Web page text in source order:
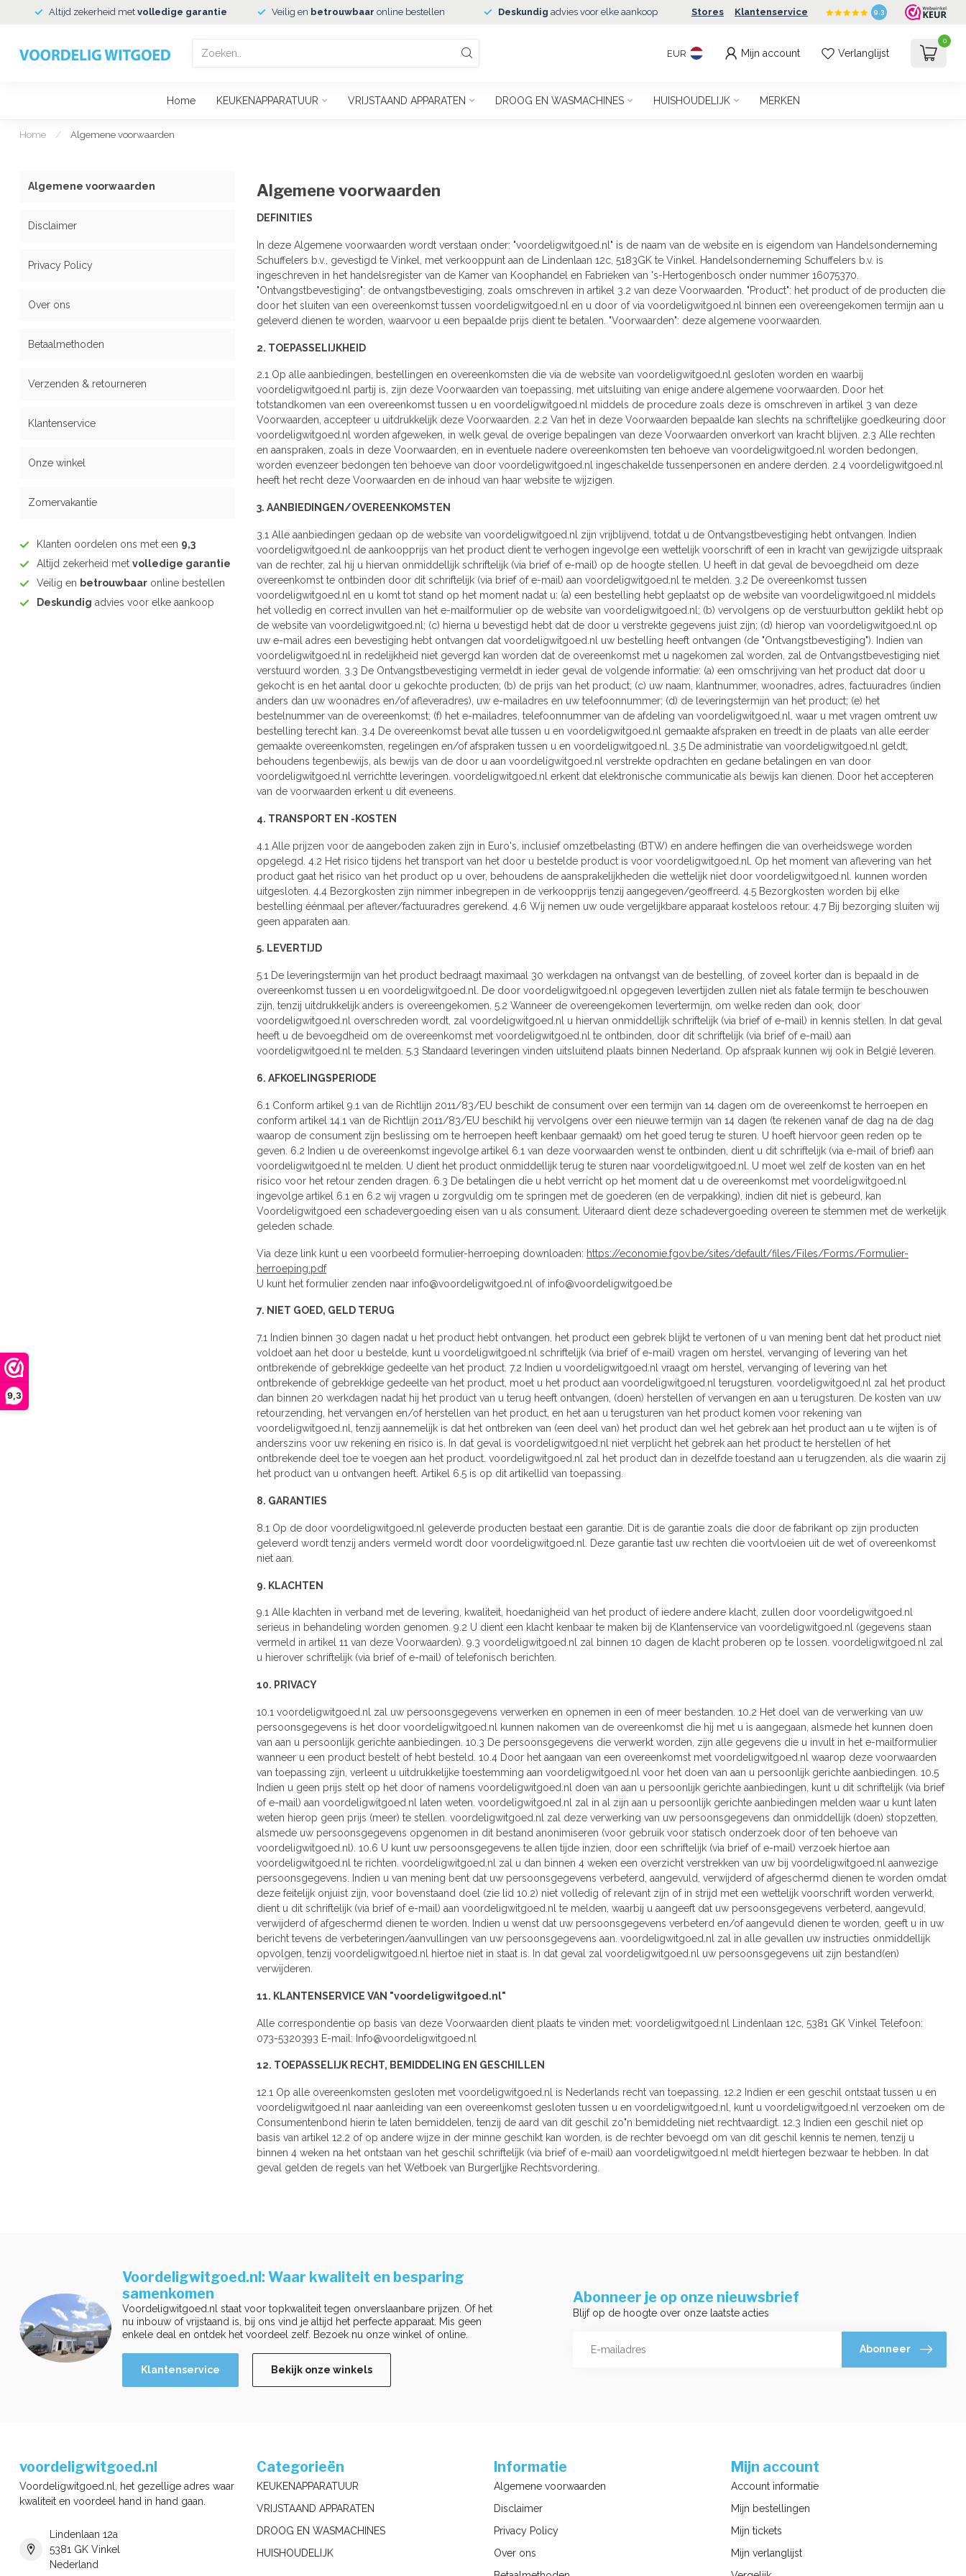
9,3
Altijd zekerheid met volledige garantie Veilig en betrouwbaar online bestellen Deskundig advies voor elke aankoop Stores Klantenservice 9.3
EUR Mijn account Verlanglijst
0
Home KEUKENAPPARATUUR VRIJSTAAND APPARATEN DROOG EN WASMACHINES HUISHOUDELIJK MERKEN
Home / Algemene voorwaarden
Algemene voorwaarden
Disclaimer
Privacy Policy
Over ons
Betaalmethoden
Verzenden & retourneren
Klantenservice
Onze winkel
Zomervakantie
Klanten oordelen ons met een 9,3
Altijd zekerheid met volledige garantie
Veilig en betrouwbaar online bestellen
Deskundig advies voor elke aankoop
Algemene voorwaarden
DEFINITIES
In deze Algemene voorwaarden wordt verstaan onder: "voordeligwitgoed.nl" is de naam van de website en is eigendom van Handelsonderneming
Schuffelers b.v., gevestigd te Vinkel, met verkooppunt aan de Lindenlaan 12c, 5183GK te Vinkel. Handelsonderneming Schuffelers b.v. is
ingeschreven in het handelsregister van de Kamer van Koophandel en Fabrieken van 's-Hertogenbosch onder nummer 16075370.
"Ontvangstbevestiging": de ontvangstbevestiging, zoals omschreven in artikel 3.2 van deze Voorwaarden. "Product": het product of de producten die
door het sluiten van een overeenkomst tussen voordeligwitgoed.nl en u door of via voordeligwitgoed.nl binnen een overeengekomen termijn aan u
geleverd dienen te worden, waarvoor u een bepaalde prijs dient te betalen. "Voorwaarden": deze algemene voorwaarden.
2. TOEPASSELIJKHEID
2.1 Op alle aanbiedingen, bestellingen en overeenkomsten die via de website van voordeligwitgoed.nl gesloten worden en waarbij
voordeligwitgoed.nl partij is, zijn deze Voorwaarden van toepassing, met uitsluiting van enige andere algemene voorwaarden. Door het
totstandkomen van een overeenkomst tussen u en voordeligwitgoed.nl middels de procedure zoals deze is omschreven in artikel 3 van deze
Voorwaarden, accepteer u uitdrukkelijk deze Voorwaarden. 2.2 Van het in deze Voorwaarden bepaalde kan slechts na schriftelijke goedkeuring door
voordeligwitgoed.nl worden afgeweken, in welk geval de overige bepalingen van deze Voorwaarden onverkort van kracht blijven. 2.3 Alle rechten
en aanspraken, zoals in deze Voorwaarden, en in eventuele nadere overeenkomsten ten behoeve van voordeligwitgoed.nl worden bedongen,
worden evenzeer bedongen ten behoeve van door voordeligwitgoed.nl ingeschakelde tussenpersonen en andere derden. 2.4 voordeligwitgoed.nl
heeft het recht deze Voorwaarden en de inhoud van haar website te wijzigen.
3. AANBIEDINGEN/OVEREENKOMSTEN
3.1 Alle aanbiedingen gedaan op de website van voordeligwitgoed.nl zijn vrijblijvend, totdat u de Ontvangstbevestiging hebt ontvangen. Indien
voordeligwitgoed.nl de aankoopprijs van het product dient te verhogen ingevolge een wettelijk voorschrift of een in kracht van gewijzigde uitspraak
van de rechter, zal hij u hiervan onmiddellijk schriftelijk (via brief of e-mail) op de hoogte stellen. U heeft in dat geval de bevoegdheid om deze
overeenkomst te ontbinden door dit schriftelijk (via brief of e-mail) aan voordeligwitgoed.nl te melden. 3.2 De overeenkomst tussen
voordeligwitgoed.nl en u komt tot stand op het moment nadat u: (a) een bestelling hebt geplaatst op de website van voordeligwitgoed.nl middels
het volledig en correct invullen van het e-mailformulier op de website van voordeligwitgoed.nl; (b) vervolgens op de verstuurbutton geklikt hebt op
de website van voordeligwitgoed.nl; (c) hierna u bevestigd hebt dat de door u verstrekte gegevens juist zijn; (d) hierop van voordeligwitgoed.nl op
uw e-mail adres een bevestiging hebt ontvangen dat voordeligwitgoed.nl uw bestelling heeft ontvangen (de "Ontvangstbevestiging"). Indien van
voordeligwitgoed.nl in redelijkheid niet gevergd kan worden dat de overeenkomst met u nagekomen zal worden, zal de Ontvangstbevestiging niet
verstuurd worden. 3.3 De Ontvangstbevestiging vermeldt in ieder geval de volgende informatie: (a) een omschrijving van het product dat door u
gekocht is en het aantal door u gekochte producten; (b) de prijs van het product; (c) uw naam, klantnummer, woonadres, adres, factuuradres (indien
anders dan uw woonadres en/of afleveradres), uw e-mailadres en uw telefoonnummer; (d) de leveringstermijn van het product; (e) het
bestelnummer van de overeenkomst; (f) het e-mailadres, telefoonnummer van de afdeling van voordeligwitgoed.nl, waar u met vragen omtrent uw
bestelling terecht kan. 3.4 De overeenkomst bevat alle tussen u en voordeligwitgoed.nl gemaakte afspraken en treedt in de plaats van alle eerder
gemaakte overeenkomsten, regelingen en/of afspraken tussen u en voordeligwitgoed.nl. 3.5 De administratie van voordeligwitgoed.nl geldt,
behoudens tegenbewijs, als bewijs van de door u aan voordeligwitgoed.nl verstrekte opdrachten en gedane betalingen en van door
voordeligwitgoed.nl verrichtte leveringen. voordeligwitgoed.nl erkent dat elektronische communicatie als bewijs kan dienen. Door het accepteren
van de voorwaarden erkent u dit eveneens.
4. TRANSPORT EN -KOSTEN
4.1 Alle prijzen voor de aangeboden zaken zijn in Euro's, inclusief omzetbelasting (BTW) en andere heffingen die van overheidswege worden
opgelegd. 4.2 Het risico tijdens het transport van het door u bestelde product is voor voordeligwitgoed.nl. Op het moment van aflevering van het
product gaat het risico van het product op u over, behoudens de aansprakelijkheden die wettelijk niet door voordeligwitgoed.nl. kunnen worden
uitgesloten. 4.4 Bezorgkosten zijn nimmer inbegrepen in de verkoopprijs tenzij aangegeven/geoffreerd. 4.5 Bezorgkosten worden bij elke
bestelling éénmaal per aflever/factuuradres gerekend. 4.6 Wij nemen uw oude vergelijkbare apparaat kosteloos retour. 4.7 Bij bezorging sluiten wij
geen apparaten aan.
5. LEVERTIJD
5.1 De leveringstermijn van het product bedraagt maximaal 30 werkdagen na ontvangst van de bestelling, of zoveel korter dan is bepaald in de
overeenkomst tussen u en voordeligwitgoed.nl. De door voordeligwitgoed.nl opgegeven levertijden zullen niet als fatale termijn te beschouwen
zijn, tenzij uitdrukkelijk anders is overeengekomen. 5.2 Wanneer de overeengekomen levertermijn, om welke reden dan ook, door
voordeligwitgoed.nl overschreden wordt, zal voordeligwitgoed.nl u hiervan onmiddellijk schriftelijk (via brief of e-mail) in kennis stellen. In dat geval
heeft u de bevoegdheid om de overeenkomst met voordeligwitgoed.nl te ontbinden, door dit schriftelijk (via brief of e-mail) aan
voordeligwitgoed.nl te melden. 5.3 Standaard leveringen vinden uitsluitend plaats binnen Nederland. Op afspraak kunnen wij ook in België leveren.
6. AFKOELINGSPERIODE
6.1 Conform artikel 9.1 van de Richtlijn 2011/83/EU beschikt de consument over een termijn van 14 dagen om de overeenkomst te herroepen en
conform artikel 14.1 van de Richtlijn 2011/83/EU beschikt hij vervolgens over een nieuwe termijn van 14 dagen (te rekenen vanaf de dag na de dag
waarop de consument zijn beslissing om te herroepen heeft kenbaar gemaakt) om het goed terug te sturen. U hoeft hiervoor geen reden op te
geven. 6.2 Indien u de overeenkomst ingevolge artikel 6.1 van deze voorwaarden wenst te ontbinden, dient u dit schriftelijk (via e-mail of brief) aan
voordeligwitgoed.nl te melden. U dient het product onmiddellijk terug te sturen naar voordeligwitgoed.nl. U moet wel zelf de kosten van en het
risico voor het retour zenden dragen. 6.3 De betalingen die u hebt verricht op het moment dat u de overeenkomst met voordeligwitgoed.nl
ingevolge artikel 6.1 en 6.2 wij vragen u zorgvuldig om te springen met de goederen (en de verpakking), indien dit niet is gebeurd, kan
Voordeligwitgoed een schadevergoeding eisen van u als consument. Uiteraard dient deze schadevergoeding overeen te stemmen met de werkelijk
geleden schade.
Via deze link kunt u een voorbeeld formulier-herroeping downloaden: https://economie.fgov.be/sites/default/files/Files/Forms/Formulier-
herroeping.pdf
U kunt het formulier zenden naar info@voordeligwitgoed.nl of info@voordeligwitgoed.be
7. NIET GOED, GELD TERUG
7.1 Indien binnen 30 dagen nadat u het product hebt ontvangen, het product een gebrek blijkt te vertonen of u van mening bent dat het product niet
voldoet aan het door u bestelde, kunt u voordeligwitgoed.nl schriftelijk (via brief of e-mail) vragen om herstel, vervanging of levering van het
ontbrekende of gebrekkige gedeelte van het product. 7.2 Indien u voordeligwitgoed.nl vraagt om herstel, vervanging of levering van het
ontbrekende of gebrekkige gedeelte van het product, moet u het product aan voordeligwitgoed.nl terugsturen. voordeligwitgoed.nl zal het product
dan binnen 20 werkdagen nadat hij het product van u terug heeft ontvangen, (doen) herstellen of vervangen en aan u terugsturen. De kosten van uw
retourzending, het vervangen en/of herstellen van het product, en het aan u terugsturen van het product komen voor rekening van
voordeligwitgoed.nl, tenzij aannemelijk is dat het ontbreken van (een deel van) het product dan wel het gebrek aan het product aan u te wijten is of
anderszins voor uw rekening en risico is. In dat geval is voordeligwitgoed.nl niet verplicht het gebrek aan het product te herstellen of het
ontbrekende deel toe te voegen aan het product. voordeligwitgoed.nl zal het product dan in dezelfde toestand aan u terugzenden, als die waarin zij
het product van u ontvangen heeft. Artikel 6.5 is op dit artikellid van toepassing.
8. GARANTIES
8.1 Op de door voordeligwitgoed.nl geleverde producten bestaat een garantie. Dit is de garantie zoals die door de fabrikant op zijn producten
geleverd wordt tenzij anders vermeld wordt door voordeligwitgoed.nl. Deze garantie tast uw rechten die voortvloeien uit de wet of overeenkomst
niet aan.
9. KLACHTEN
9.1 Alle klachten in verband met de levering, kwaliteit, hoedanigheid van het product of iedere andere klacht, zullen door voordeligwitgoed.nl
serieus in behandeling worden genomen. 9.2 U dient een klacht kenbaar te maken bij de Klantenservice van voordeligwitgoed.nl (gegevens staan
vermeld in artikel 11 van deze Voorwaarden). 9.3 voordeligwitgoed.nl zal binnen 10 dagen de klacht proberen op te lossen. voordeligwitgoed.nl zal
u hierover schriftelijk (via brief of e-mail) of telefonisch berichten.
10. PRIVACY
10.1 voordeligwitgoed.nl zal uw persoonsgegevens verwerken en opnemen in een of meer bestanden. 10.2 Het doel van de verwerking van uw
persoonsgegevens is het door voordeligwitgoed.nl kunnen nakomen van de overeenkomst die hij met u is aangegaan, alsmede het kunnen doen
van aan u persoonlijk gerichte aanbiedingen. 10.3 De persoonsgegevens die verwerkt worden, zijn alle gegevens die u invult in het e-mailformulier
wanneer u een product bestelt of hebt besteld. 10.4 Door het aangaan van een overeenkomst met voordeligwitgoed.nl waarop deze voorwaarden
van toepassing zijn, verleent u uitdrukkelijke toestemming aan voordeligwitgoed.nl voor het doen van aan u persoonlijk gerichte aanbiedingen. 10.5
Indien u geen prijs stelt op het door of namens voordeligwitgoed.nl doen van aan u persoonlijk gerichte aanbiedingen, kunt u dit schriftelijk (via brief
of e-mail) aan voordeligwitgoed.nl laten weten. voordeligwitgoed.nl zal in al zijn aan u persoonlijk gerichte aanbiedingen melden waar u kunt laten
weten hierop geen prijs (meer) te stellen. voordeligwitgoed.nl zal deze verwerking van uw persoonsgegevens dan onmiddellijk (doen) stopzetten,
alsmede uw persoonsgegevens opgenomen in dit bestand anonimiseren (voor gebruik voor statisch onderzoek door of ten behoeve van
voordeligwitgoed.nl). 10.6 U kunt uw persoonsgegevens te allen tijde inzien, door een schriftelijk (via brief of e-mail) verzoek hiertoe aan
voordeligwitgoed.nl te richten. voordeligwitgoed.nl zal u dan binnen 4 weken een overzicht verstrekken van uw bij voordeligwitgoed.nl aanwezige
persoonsgegevens. Indien u van mening bent dat uw persoonsgegevens verbeterd, aangevuld, verwijderd of afgeschermd dienen te worden omdat
deze feitelijk onjuist zijn, voor bovenstaand doel (zie lid 10.2) niet volledig of relevant zijn of in strijd met een wettelijk voorschrift worden verwerkt,
dient u dit schriftelijk (via brief of e-mail) aan voordeligwitgoed.nl te melden, waarbij u aangeeft dat uw persoonsgegevens verbeterd, aangevuld,
verwijderd of afgeschermd dienen te worden. Indien u wenst dat uw persoonsgegevens verbeterd en/of aangevuld dienen te worden, geeft u in uw
bericht tevens de verbeteringen/aanvullingen van uw persoonsgegevens aan. voordeligwitgoed.nl zal in alle gevallen uw instructies onmiddellijk
opvolgen, tenzij voordeligwitgoed.nl hiertoe niet in staat is. In dat geval zal voordeligwitgoed.nl uw persoonsgegevens uit zijn bestand(en)
verwijderen.
11. KLANTENSERVICE VAN "voordeligwitgoed.nl"
Alle correspondentie op basis van deze Voorwaarden dient plaats te vinden met: voordeligwitgoed.nl Lindenlaan 12c, 5381 GK Vinkel Telefoon:
073-5320393 E-mail: Info@voordeligwitgoed.nl
12. TOEPASSELIJK RECHT, BEMIDDELING EN GESCHILLEN
12.1 Op alle overeenkomsten gesloten met voordeligwitgoed.nl is Nederlands recht van toepassing. 12.2 Indien er een geschil ontstaat tussen u en
voordeligwitgoed.nl naar aanleiding van een overeenkomst gesloten tussen u en voordeligwitgoed.nl, kunt u voordeligwitgoed.nl verzoeken om de
Consumentenbond hierin te laten bemiddelen, tenzij de aard van dit geschil zo"n bemiddeling niet rechtvaardigt. 12.3 Indien een geschil niet op
basis van artikel 12.2 of op andere wijze in der minne geschikt kan worden, is de rechter bevoegd om van dit geschil kennis te nemen, tenzij u
binnen 4 weken na het ontstaan van het geschil schriftelijk (via brief of e-mail) aan voordeligwitgoed.nl meldt hiertegen bezwaar te hebben. In dat
geval gelden de regels van het Wetboek van Burgerljjke Rechtsvordering.
Voordeligwitgoed.nl: Waar kwaliteit en besparing
samenkomen
Voordeligwitgoed.nl staat voor topkwaliteit tegen onverslaanbare prijzen. Of het
nu inbouw of vrijstaand is, bij ons vind je altijd het perfecte apparaat. Mis geen
enkele deal en ontdek het voordeel zelf. Bezoek nu onze winkel of online.
Klantenservice Bekijk onze winkels
Abonneer je op onze nieuwsbrief
Blijf op de hoogte over onze laatste acties
Abonneer
voordeligwitgoed.nl
Voordeligwitgoed.nl, het gezellige adres waar
kwaliteit en voordeel hand in hand gaan.
Lindenlaan 12a
5381 GK Vinkel
Nederland
Categorieën
KEUKENAPPARATUUR
VRIJSTAAND APPARATEN
DROOG EN WASMACHINES
HUISHOUDELIJK
Informatie
Algemene voorwaarden
Disclaimer
Privacy Policy
Over ons
Mijn account
Account informatie
Mijn bestellingen
Mijn tickets
Mijn verlanglijst